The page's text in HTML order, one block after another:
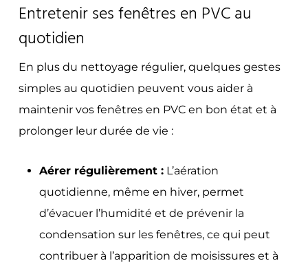
Entretenir ses fenêtres en PVC au
quotidien
En plus du nettoyage régulier, quelques gestes
simples au quotidien peuvent vous aider à
maintenir vos fenêtres en PVC en bon état et à
prolonger leur durée de vie :
Aérer régulièrement :L’aération
quotidienne, même en hiver, permet
d’évacuer l’humidité et de prévenir la
condensation sur les fenêtres, ce qui peut
contribuer à l’apparition de moisissures et à